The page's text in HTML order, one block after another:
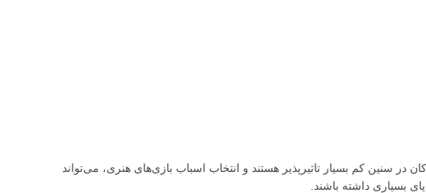
سنین کم بسیار تاثیرپذیر هستند و انتخاب اسباب بازی‌های هنری، می‌تواند
بسیاری داشته باشند.